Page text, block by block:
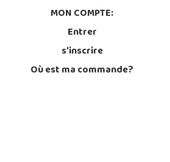
MON COMPTE:
Entrer
s'inscrire
Où est ma commande?